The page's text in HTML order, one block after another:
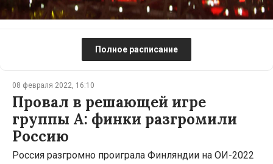
Полное расписание
08 февраля 2022, 16:10
Провал в решающей игре
группы А: финки разгромили
Россию
Россия разгромно проиграла Финляндии на ОИ-2022